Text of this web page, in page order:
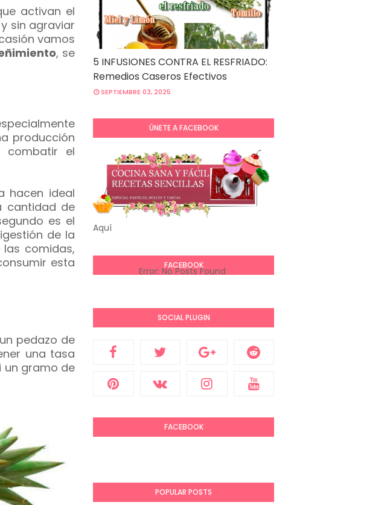
activan el
sin agraviar
vamos
, se
producción
combatir el
hacen ideal
cantidad de
es el
de la
comidas,
esta
pedazo de
una tasa
un gramo de
5 INFUSIONES CONTRA EL RESFRIADO:
Remedios Caseros Efectivos
SEPTIEMBRE 03, 2025
ÚNETE A FACEBOOK
Aquí
FACEBOOK
Error: No Posts Found
SOCIAL PLUGIN
FACEBOOK
POPULAR POSTS